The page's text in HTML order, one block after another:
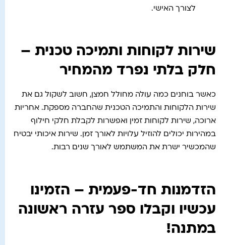
לצורך האישי.
שירות לקוחות ותמיכה טכנית –
חלק בלתי נפרד מהמחיר
כאשר בוחנים כמה עולה מחולל חמצן, חשוב לשקול גם את
שירות הלקוחות והתמיכה הטכנית שהחברה מספקת. אחריות
ארוכה, שירות לקוחות זמין ואפשרות לקבלת חלקי חילוף
במהירות יכולים להוזיל עלויות לאורך זמן. שירות איכותי יבטיח
שהמכשיר ישרת את המשתמש לאורך שנים רבות.
הזדמנות חד-פעמית – הזמינו
עכשיו וקבלו ספר עזרה ראשונה
במתנה!